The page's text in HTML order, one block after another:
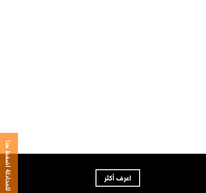
اعرف أكثر للمحادثة اضغط هنا